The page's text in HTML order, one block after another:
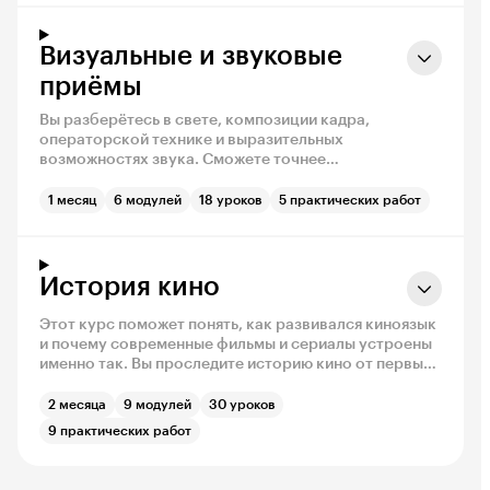
Визуальные и звуковые
приёмы
Вы разберётесь в свете, композиции кадра,
операторской технике и выразительных
возможностях звука. Сможете точнее
принимать решения по звуку и картинке.
1 месяц 6 модулей 18 уроков 5 практических работ
История кино
Этот курс поможет понять, как развивался киноязык
и почему современные фильмы и сериалы устроены
именно так. Вы проследите историю кино от первых
Познакомитесь с важными направлениями, стилями и
приёмами мастеров. Сможете точнее считывать
референсы и найти собственный стиль.
2 месяца 9 модулей
30 уроков
9 практических работ